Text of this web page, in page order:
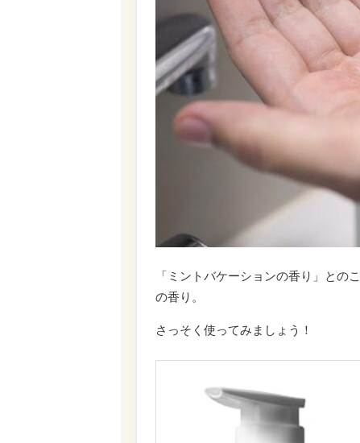
「ミントバケーションの香り」との
の香り。
さっそく使ってみましょう！